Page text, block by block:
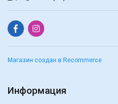
Магазин создан в Recommerce
Информация